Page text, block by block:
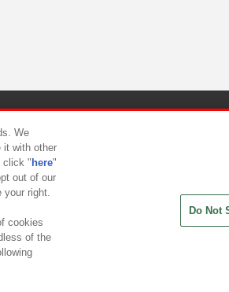
ト対応方針
We
it with other
click " here"
out of our
your right.
cookies
of the
Do Not